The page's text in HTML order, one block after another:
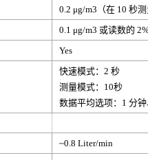
0.2 μg/m3（在 10 秒测
0.1 μg/m3 或读数的
Yes
快速模式：2 秒
测量模式：10秒
数据平均选项：1 分
~0.8 Liter/min